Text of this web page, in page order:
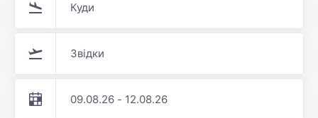
Куди
Звідки
09.08.26 - 12.08.26